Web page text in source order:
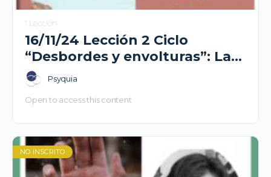
1 Lección
16/11/24 Lección 2 Ciclo
“Desbordes y envolturas”: Las
aristas del adolescente. María
Velasco
Psyquia
Open to access this content
NO INSCRITO